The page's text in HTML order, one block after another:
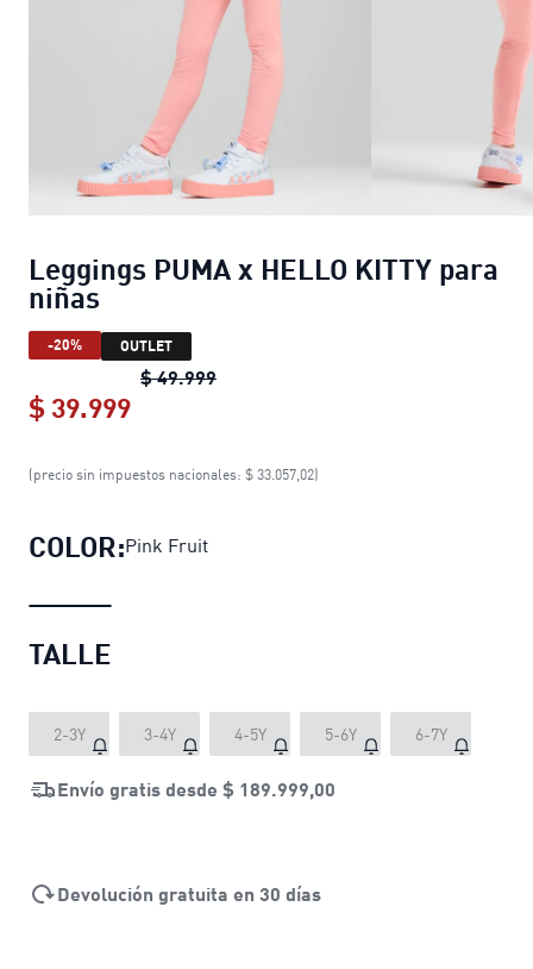
Leggings PUMA x HELLO KITTY para
niñas
-20% OUTLET
$ 49.999Leggings PUMA x HELLO KITTY
$ 39.999
Leggings PUMA x HELLO KITTY para
(precio sin impuestos nacionales: $ 33.057,02)
COLOR:Pink Fruit
TALLE
2-3Y 3-4Y 4-5Y 5-6Y 6-7Y
Envío gratis desde $ 189.999,00
Devolución gratuita en 30 días